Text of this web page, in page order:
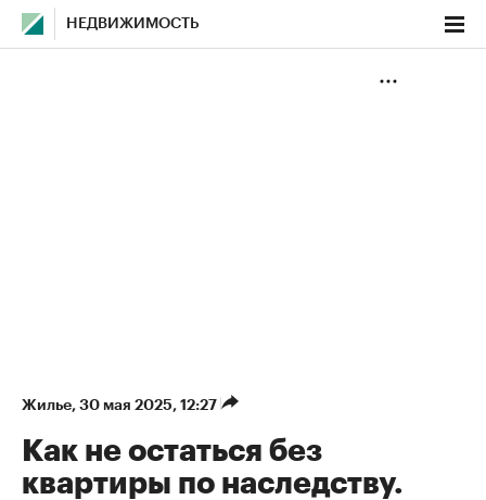
НЕДВИЖИМОСТЬ
Жилье⁠, 30 мая 2025, 12:27
Как не остаться без
квартиры по наследству.